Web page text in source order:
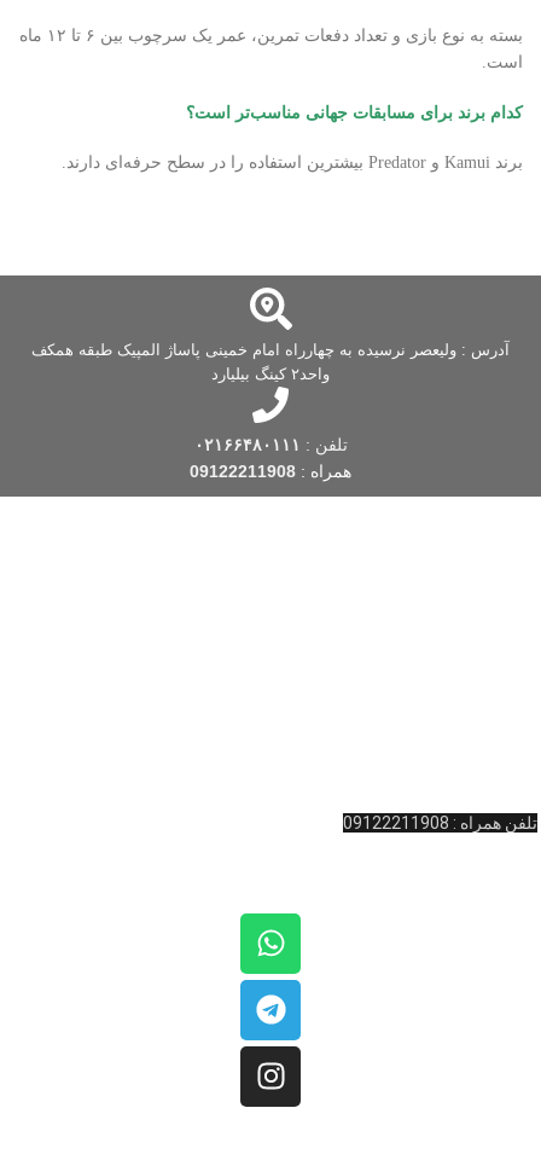
بسته به نوع بازی و تعداد دفعات تمرین، عمر یک سرچوب بین ۶ تا ۱۲ ماه
است.
کدام برند برای مسابقات جهانی مناسب‌تر است؟
برند Kamui و Predator بیشترین استفاده را در سطح حرفه‌ای دارند.
آدرس : ولیعصر نرسیده به چهارراه امام خمینی پاساژ المپیک طبقه همکف
واحد۲ کینگ بیلیارد
تلفن : ۰۲۱۶۶۴۸۰۱۱۱
همراه : 09122211908
تلفن همراه : 09122211908